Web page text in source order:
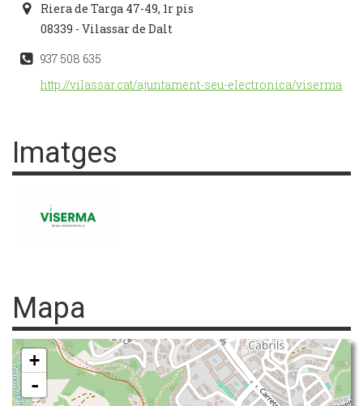
Riera de Targa 47-49, 1r pis
08339 - Vilassar de Dalt
937 508 635
http://vilassar.cat/ajuntament-seu-electronica/viserma
Imatges
Mapa
+
-